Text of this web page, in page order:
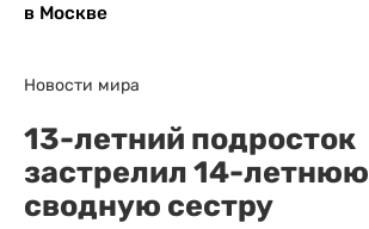
в Москве
Новости мира
13-летний подросток
застрелил 14-летнюю
сводную сестру